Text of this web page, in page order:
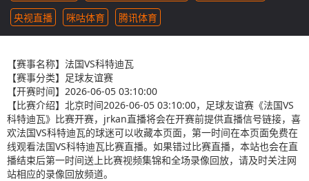
央视直播
咪咕体育 腾讯体育
【赛事名称】 法国VS科特迪瓦
【赛事分类】 足球友谊赛
【开赛时间】 2026-06-05 03:10:00
【比赛介绍】 北京时间2026-06-05 03:10:00，足球友谊赛《法国VS
科特迪瓦》比赛开赛，jrkan直播将会在开赛前提供直播信号链接，喜
欢法国VS科特迪瓦的球迷可以收藏本页面，第一时间在本页面免费在
线观看法国VS科特迪瓦比赛直播。如果错过比赛直播，本站也会在直
播结束后第一时间送上比赛视频集锦和全场录像回放，请及时关注网
站相应的录像回放频道。